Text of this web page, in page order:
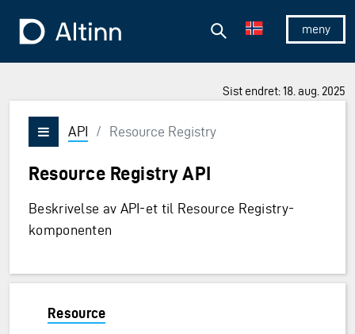
Vis/skjul
Søk
Sist endret: 18. aug. 2025
Vis/skjul meny
API / Resource Registry
Resource Registry API
Beskrivelse av API-et til Resource Registry-
komponenten
Resource